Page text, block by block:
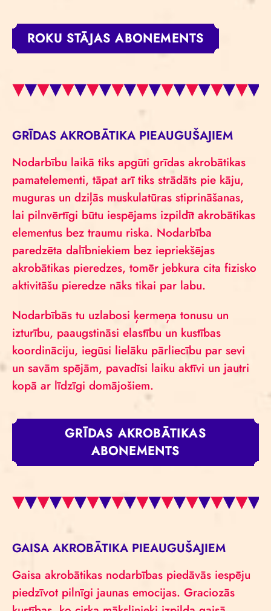
ROKU STĀJAS ABONEMENTS
GRĪDAS AKROBĀTIKA PIEAUGUŠAJIEM
Nodarbību laikā tiks apgūti grīdas akrobātikas
pamatelementi, tāpat arī tiks strādāts pie kāju,
muguras un dziļās muskulatūras stiprināšanas,
lai pilnvērtīgi būtu iespējams izpildīt akrobātikas
elementus bez traumu riska. Nodarbība
paredzēta dalībniekiem bez iepriekšējas
akrobātikas pieredzes, tomēr jebkura cita fizisko
aktivitāšu pieredze nāks tikai par labu.
Nodarbībās tu uzlabosi ķermeņa tonusu un
izturību, paaugstināsi elastību un kustības
koordināciju, iegūsi lielāku pārliecību par sevi
un savām spējām, pavadīsi laiku aktīvi un jautri
kopā ar līdzīgi domājošiem.
GRĪDAS AKROBĀTIKAS
ABONEMENTS
GAISA AKROBĀTIKA PIEAUGUŠAJIEM
Gaisa akrobātikas nodarbības piedāvās iespēju
piedzīvot pilnīgi jaunas emocijas. Graciozās